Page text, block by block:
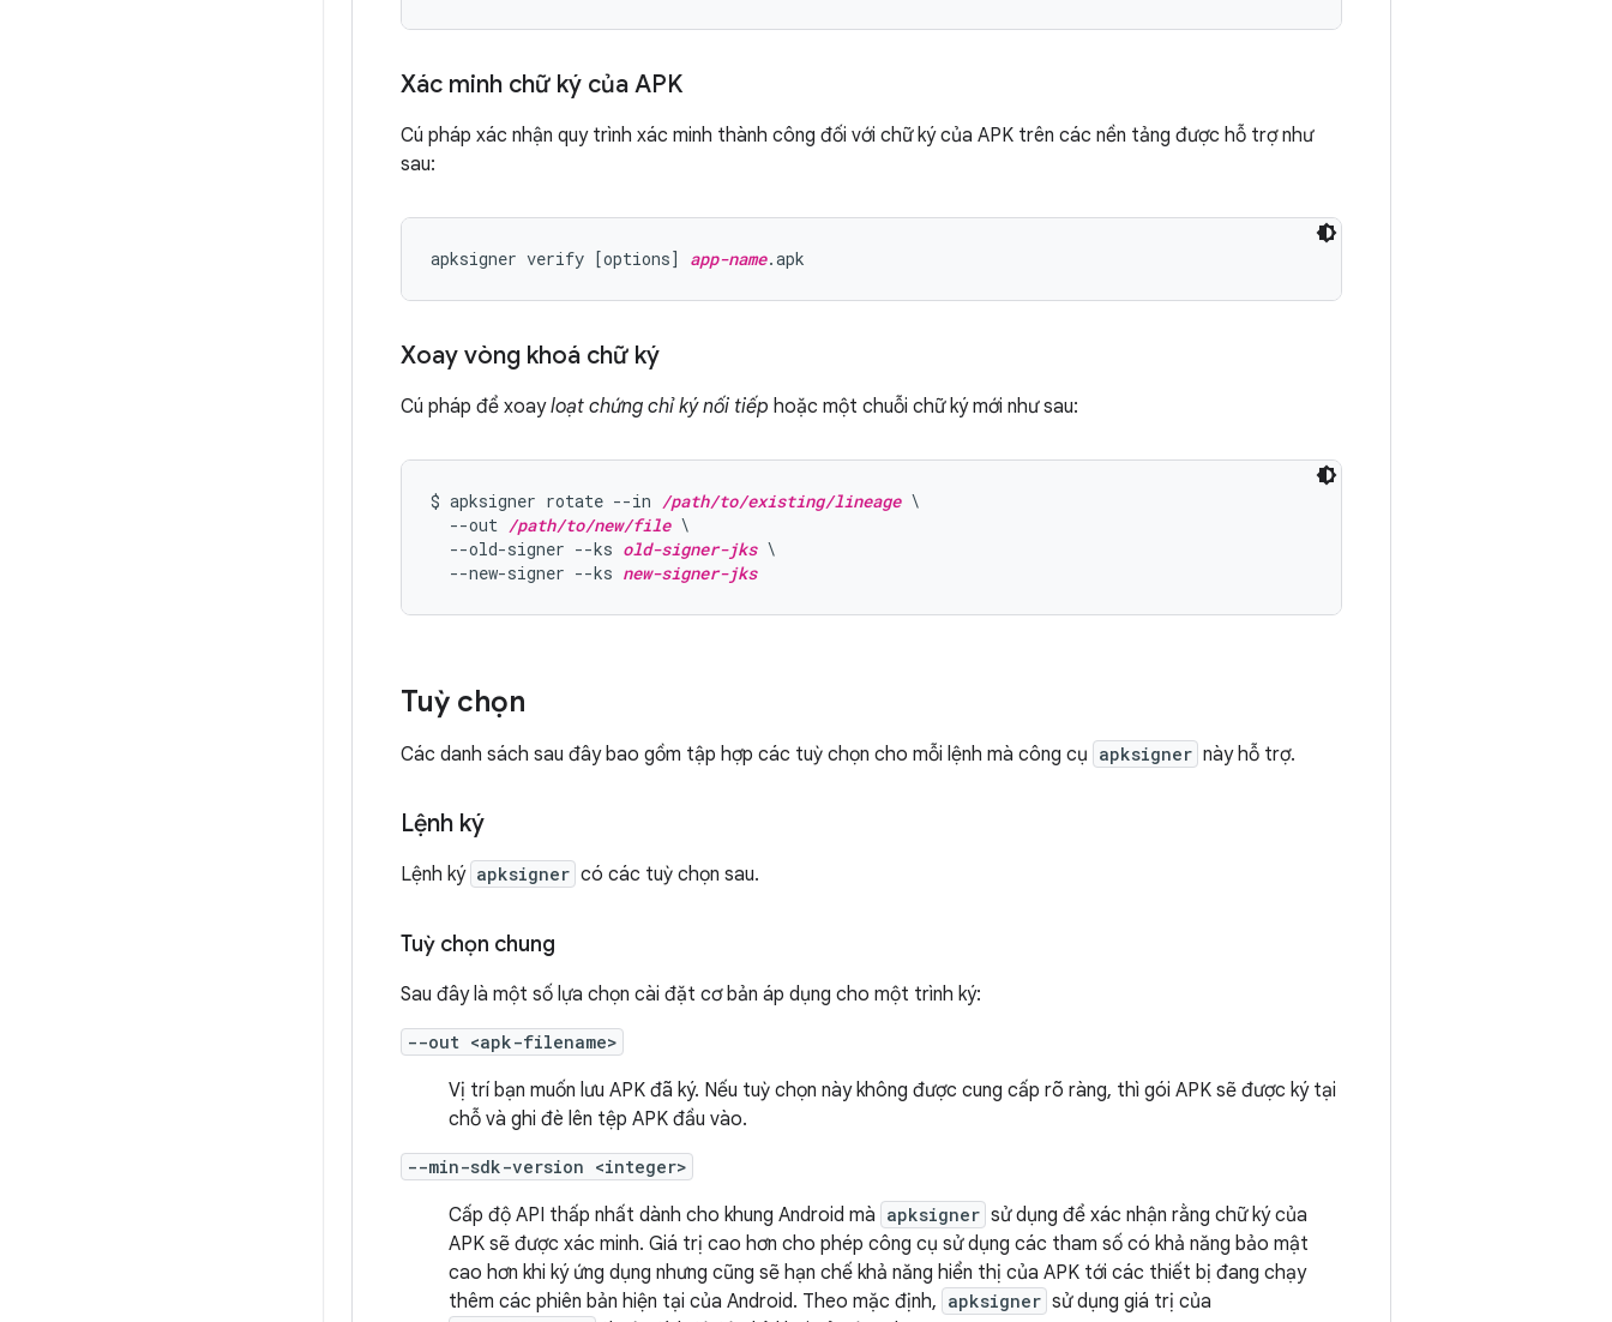
Xác minh chữ ký của APK
Cú pháp xác nhận quy trình xác minh thành công đối với chữ ký của APK trên các nền tảng được hỗ trợ như
sau:
apksigner verify [options] app-name
Xoay vòng khoá chữ ký
Cú pháp để xoayloạt chứng chỉ ký nối tiếp hoặc một chuỗi chữ ký mới như sau:
$ apksigner rotate --in /path/to/existing/lineage \
  --out
/path/to/new/file \
  --old-signer --ks
old-signer-jks \
  --new-signer --ks
new-signer-jks
Tuỳ chọn
Các danh sách sau đây bao gồm tập hợp các tuỳ chọn cho mỗi lệnh mà công cụ apksigner này hỗ trợ.
Lệnh ký
Lệnh ký apksigner có các tuỳ chọn sau.
Tuỳ chọn chung
Sau đây là một số lựa chọn cài đặt cơ bản áp dụng cho một trình ký:
--out <apk-filename>
Vị trí bạn muốn lưu APK đã ký. Nếu tuỳ chọn này không được cung cấp rõ ràng, thì gói APK sẽ được ký tại
chỗ và ghi đè lên tệp APK đầu vào.
--min-sdk-version <integer>
Cấp độ API thấp nhất dành cho khung Android mà apksigner sử dụng để xác nhận rằng chữ ký của
APK sẽ được xác minh. Giá trị cao hơn cho phép công cụ sử dụng các tham số có khả năng bảo mật
cao hơn khi ký ứng dụng nhưng cũng sẽ hạn chế khả năng hiển thị của APK tới các thiết bị đang chạy
thêm các phiên bản hiện tại của Android. Theo mặc định, apksigner sử dụng giá trị của